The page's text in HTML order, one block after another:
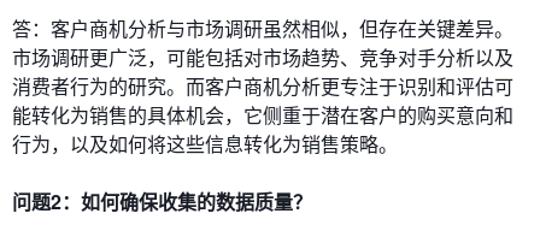
答：客户商机分析与市场调研虽然相似，但存在关键差异。
市场调研更广泛，可能包括对市场趋势、竞争对手分析以及
消费者行为的研究。而客户商机分析更专注于识别和评估可
能转化为销售的具体机会，它侧重于潜在客户的购买意向和
行为，以及如何将这些信息转化为销售策略。
问题2：如何确保收集的数据质量？